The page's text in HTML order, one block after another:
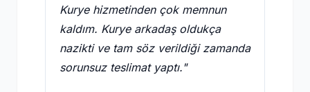
Kurye hizmetinden çok memnun
kaldım. Kurye arkadaş oldukça
nazikti ve tam söz verildiği zamanda
sorunsuz teslimat yaptı."